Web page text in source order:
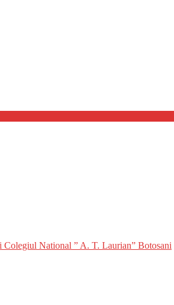
Colegiul National ” A. T. Laurian” Botosani